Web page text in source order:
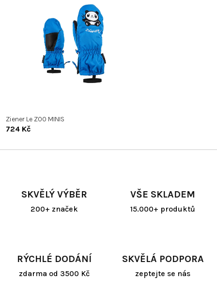
SKVĚLÝ VÝBĚR
200+ značek
VŠE SKLADEM
15.000+ produktů
RÝCHLÉ DODÁNÍ
zdarma od 3500 Kč
SKVĚLÁ PODPORA
zeptejte se nás
Ziener Le ZOO MINIS
724 Kč